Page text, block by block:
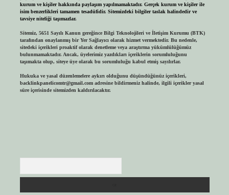
kurum ve kişiler hakkında paylaşım yapılmamaktadır. Gerçek kurum ve kişiler ile
isim benzerlikleri tamamen tesadüfidir. Sitemizdeki bilgiler taslak halindedir ve
tavsiye niteliği taşımazlar.
Sitemiz, 5651 Sayılı Kanun gereğince Bilgi Teknolojileri ve İletişim Kurumu (BTK)
tarafından onaylanmış bir Yer Sağlayıcı olarak hizmet vermektedir. Bu nedenle,
sitedeki içerikleri proaktif olarak denetleme veya araştırma yükümlülüğümüz
bulunmamaktadır. Ancak, üyelerimiz yazdıkları içeriklerin sorumluluğunu
taşımakta olup, siteye üye olarak bu sorumluluğu kabul etmiş sayılırlar.
Hukuka ve yasal düzenlemelere aykırı olduğunu düşündüğünüz içerikleri,
backlinkpanelicomtr@gmail.comadresine bildirmeniz halinde, ilgili içerikler yasal
süre içerisinde sitemizden kaldırılacaktır.